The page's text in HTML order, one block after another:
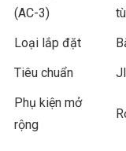
(AC-3)
Loại lắp đặt
Tiêu chuẩn
Phụ kiện mở
rộng